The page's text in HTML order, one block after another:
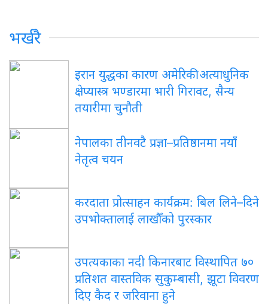
भर्खरै
इरान युद्धका कारण अमेरिकी अत्याधुनिक
क्षेप्यास्त्र भण्डारमा भारी गिरावट, सैन्य
तयारीमा चुनौती
नेपालका तीनवटै प्रज्ञा–प्रतिष्ठानमा नयाँ
नेतृत्व चयन
करदाता प्रोत्साहन कार्यक्रम: बिल लिने–दिने
उपभोक्तालाई लाखौँको पुरस्कार
उपत्यकाका नदी किनारबाट विस्थापित ७०
प्रतिशत वास्तविक सुकुम्बासी, झूटा विवरण
दिए कैद र जरिवाना हुने